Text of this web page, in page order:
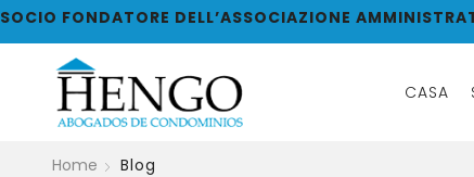
SOCIO FONDATORE DELL’ASSOCIAZIONE
CASA
Home Blog